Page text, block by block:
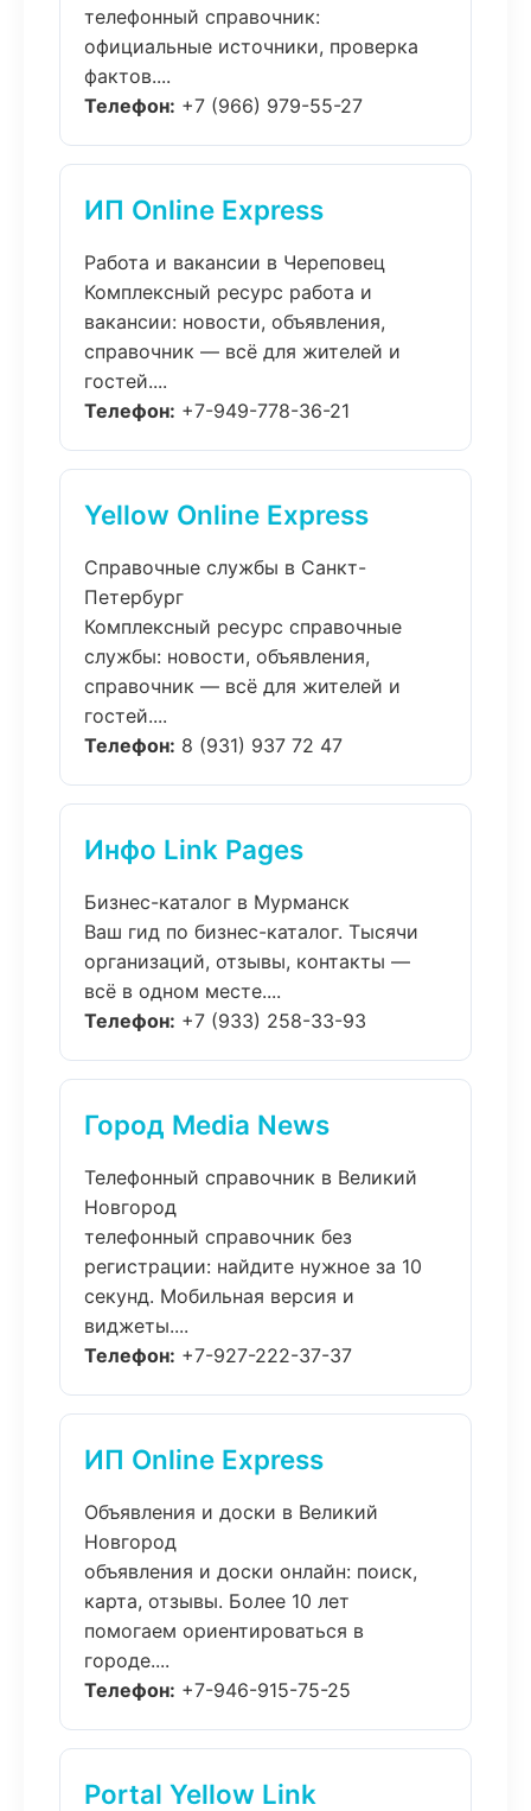
телефонный справочник:
официальные источники, проверка
фактов....
Телефон: +7 (966) 979-55-27
ИП Online Express
Работа и вакансии в Череповец
Комплексный ресурс работа и
вакансии: новости, объявления,
справочник — всё для жителей и
гостей....
Телефон: +7-949-778-36-21
Yellow Online Express
Справочные службы в Санкт-
Петербург
Комплексный ресурс справочные
службы: новости, объявления,
справочник — всё для жителей и
гостей....
Телефон: 8 (931) 937 72 47
Инфо Link Pages
Бизнес-каталог в Мурманск
Ваш гид по бизнес-каталог. Тысячи
организаций, отзывы, контакты —
всё в одном месте....
Телефон: +7 (933) 258-33-93
Город Media News
Телефонный справочник в Великий
Новгород
телефонный справочник без
регистрации: найдите нужное за 10
секунд. Мобильная версия и
виджеты....
Телефон: +7-927-222-37-37
ИП Online Express
Объявления и доски в Великий
Новгород
объявления и доски онлайн: поиск,
карта, отзывы. Более 10 лет
помогаем ориентироваться в
городе....
Телефон: +7-946-915-75-25
Portal Yellow Link